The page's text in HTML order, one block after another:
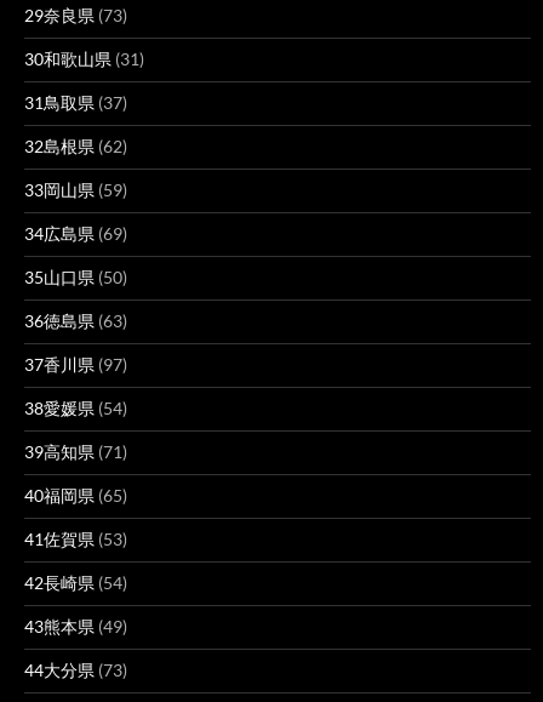
29奈良県 (73)
30和歌山県 (31)
31鳥取県 (37)
32島根県 (62)
33岡山県 (59)
34広島県 (69)
35山口県 (50)
36徳島県 (63)
37香川県 (97)
38愛媛県 (54)
39高知県 (71)
40福岡県 (65)
41佐賀県 (53)
42長崎県 (54)
43熊本県 (49)
44大分県 (73)